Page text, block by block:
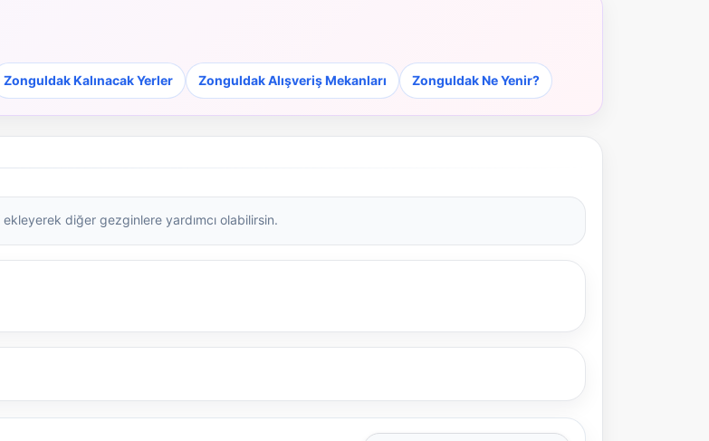
Zonguldak Kalınacak Yerler Zonguldak Alışveriş Mekanları Zonguldak Ne Yenir?
diğer gezginlere yardımcı olabilirsin.
Şehir / ilçe